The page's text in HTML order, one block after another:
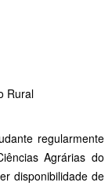
Rural
regularmente
Agrárias do
disponibilidade de